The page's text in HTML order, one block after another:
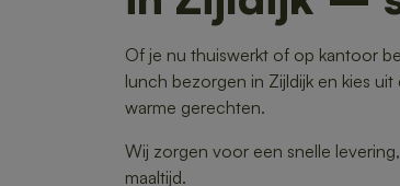
Of je nu thuiswerkt of op kantoor
lunch bezorgen in Zijldijk en kies uit
warme gerechten.
Wij zorgen voor een snelle
maaltijd.